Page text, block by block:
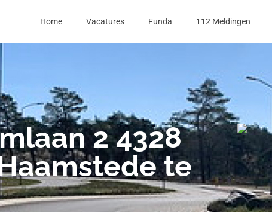
Home Vacatures Funda 112 Meldingen
2 4328
te